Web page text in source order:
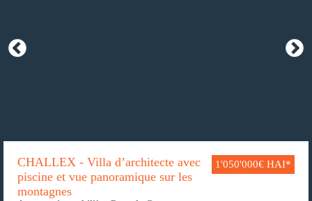
1'050'000€ HAI*
CHALLEX - Villa d’architecte avec
piscine et vue panoramique sur les
montagnes